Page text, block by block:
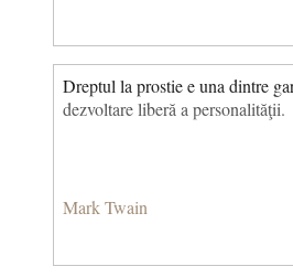
Dreptul la prostie e una dintre
dezvoltare liberă a personalităţii.
Mark Twain